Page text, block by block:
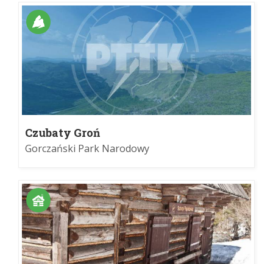
Czubaty Groń
Gorczański Park Narodowy